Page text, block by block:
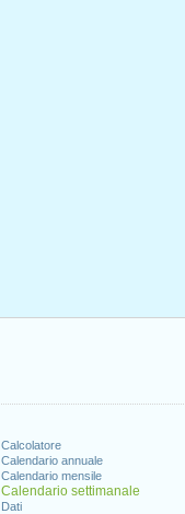
Calcolatore
Calendario annuale
Calendario mensile
Calendario settimanale
Dati